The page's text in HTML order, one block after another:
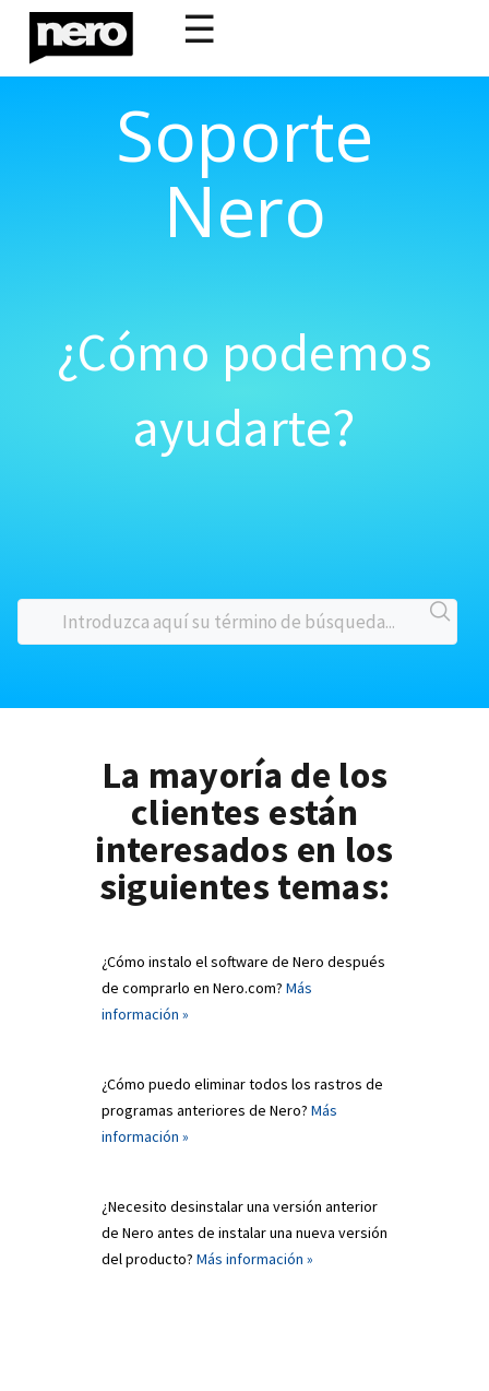
☰
Soporte
Nero
¿Cómo podemos
ayudarte?
La mayoría de los
clientes están
interesados en los
siguientes temas:
¿Cómo instalo el software de Nero después
de comprarlo en Nero.com? Más
información »
¿Cómo puedo eliminar todos los rastros de
programas anteriores de Nero? Más
información »
¿Necesito desinstalar una versión anterior
de Nero antes de instalar una nueva versión
del producto? Más información »